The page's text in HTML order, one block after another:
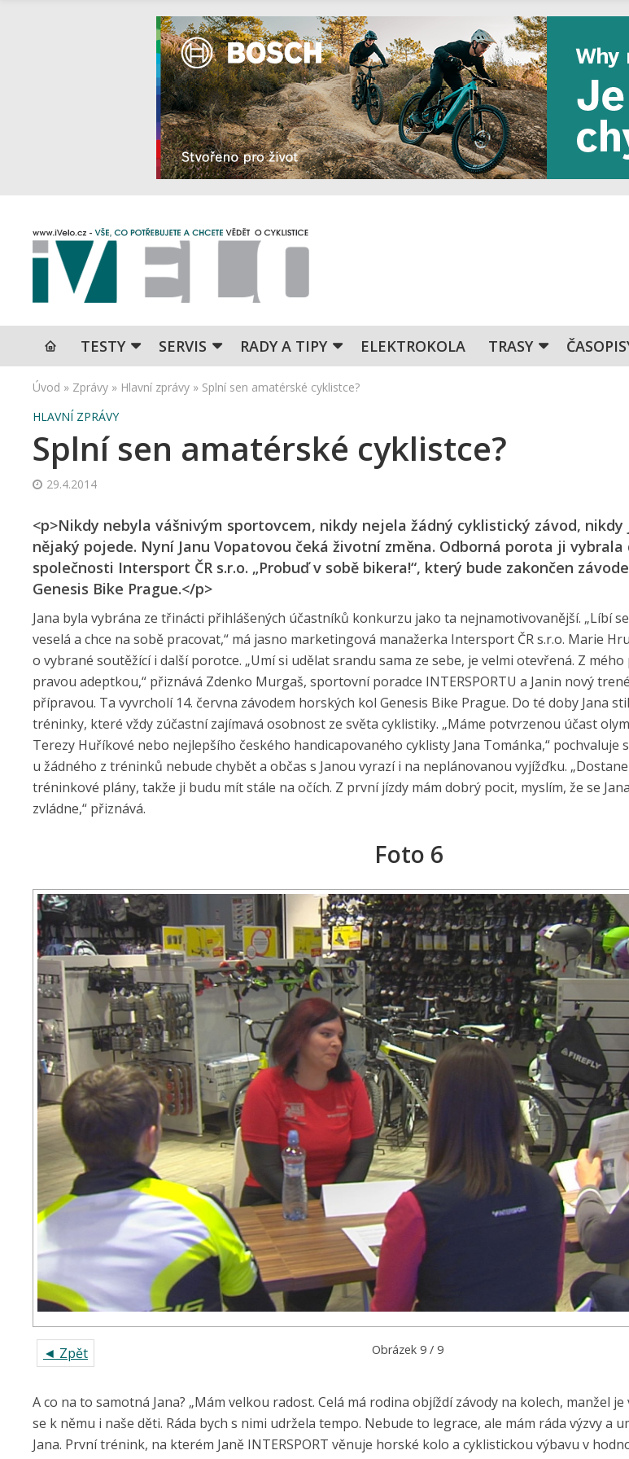
TESTY SERVIS RADY A TIPY ELEKTROKOLA TRASY
Úvod » Zprávy » Hlavní zprávy » Splní sen amatérské cyklistce?
HLAVNÍ ZPRÁVY
Splní sen amatérské cyklistce?
29.4.2014
<p>Nikdy nebyla vášnivým sportovcem, nikdy nejela žádný cyklistický závod, nikdy
nějaký pojede. Nyní Janu Vopatovou čeká životní změna. Odborná porota ji
společnosti Intersport ČR s.r.o. „Probuď v sobě bikera!“, který bude zakončen
Genesis Bike Prague.</p>
Jana byla vybrána ze třinácti přihlášených účastníků konkurzu jako ta nejnamotivovanější. „Líbí
veselá a chce na sobě pracovat,“ má jasno marketingová manažerka Intersport ČR s.r.o. Marie
o vybrané soutěžící i další porotce. „Umí si udělat srandu sama ze sebe, je velmi otevřená. Z
pravou adeptkou,“ přiznává Zdenko Murgaš, sportovní poradce INTERSPORTU a Janin nový
přípravou. Ta vyvrcholí 14. června závodem horských kol Genesis Bike Prague. Do té doby Jana
tréninky, které vždy zúčastní zajímavá osobnost ze světa cyklistiky. „Máme potvrzenou účast
Terezy Huříkové nebo nejlepšího českého handicapovaného cyklisty Jana Tománka,“ pochvaluje
u žádného z tréninků nebude chybět a občas s Janou vyrazí i na neplánovanou vyjížďku.
tréninkové plány, takže ji budu mít stále na očích. Z první jízdy mám dobrý pocit, myslím, že se
zvládne,“ přiznává.
Foto 6
◄ Zpět Obrázek 9 / 9
A co na to samotná Jana? „Mám velkou radost. Celá má rodina objíždí závody na kolech, manžel
se k němu i naše děti. Ráda bych s nimi udržela tempo. Nebude to legrace, ale mám ráda výzvy a
Jana. První trénink, na kterém Janě INTERSPORT věnuje horské kolo a cyklistickou výbavu v